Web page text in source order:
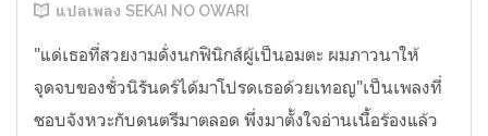
แปลเพลง SEKAI NO OWARI
"แด่เธอที่สวยงามดั่งนกฟินิกส์ผู้เป็นอมตะ ผมภาวนาให้
จุดจบของชั่วนิรันดร์ได้มาโปรดเธอด้วยเทอญ"เป็นเพลงที่
ชอบจังหวะกับดนตรีมาตลอด พึ่งมาตั้งใจอ่านเนื้อร้องแล้ว